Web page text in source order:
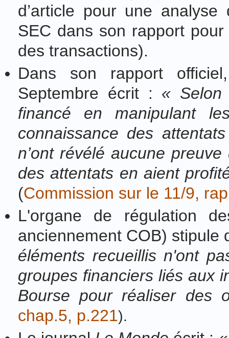
d’article pour une
SEC dans son rapport
des transactions).
Dans son rapport
Septembre écrit : « Selon
financé en manipulant
connaissance des
n’ont révélé aucune
des attentats en aient
(Commission sur le 11/9,
L'organe de régulation
anciennement COB)
éléments recueillis n'ont
groupes financiers liés aux
Bourse pour réaliser des
chap.5, p.221).